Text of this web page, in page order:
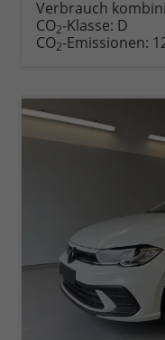
Verbrauch
CO2-Klasse: D
CO2-Emissionen: